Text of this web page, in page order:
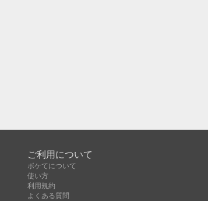
ご利用について
ボケてについて
使い方
利用規約
よくある質問